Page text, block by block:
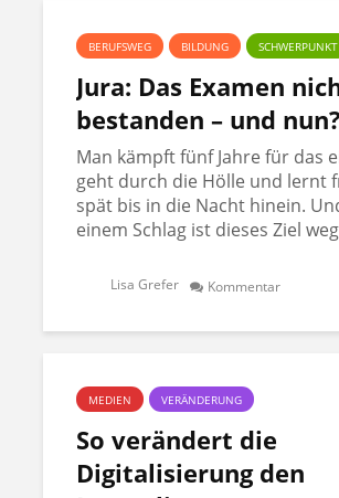
BERUFSWEG BILDUNG SCHWERPUNKT
Jura: Das Examen
bestanden – und nun?
Man kämpft fünf Jahre für das
geht durch die Hölle und lernt
spät bis in die Nacht hinein.
einem Schlag ist dieses Ziel
Lisa Grefer Kommentar
MEDIEN VERÄNDERUNG
So verändert die
Digitalisierung den